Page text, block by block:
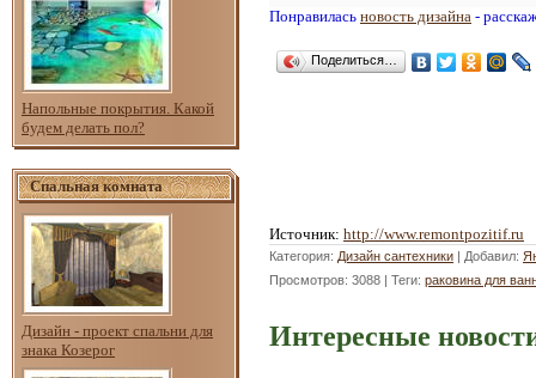
Напольные покрытия. Какой
будем делать пол?
Спальная комната
Дизайн - проект спальни для
знака Козерог
Понравилась новость дизайна -
Поделиться…
Источник: http://www.remontpozitif.ru
Категория: Дизайн сантехники | Добавил:
Просмотров: 3088 | Теги: раковина для
Интересные